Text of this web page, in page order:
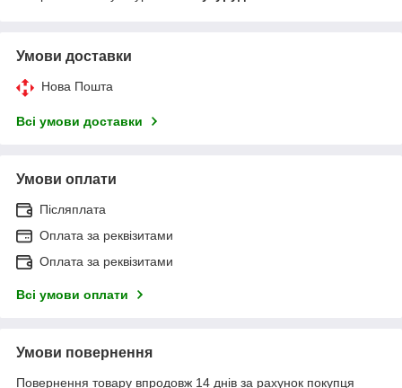
Умови доставки
Нова Пошта
Всі умови доставки
Умови оплати
Післяплата
Оплата за реквізитами
Оплата за реквізитами
Всі умови оплати
Умови повернення
Повернення товару впродовж 14 днів за рахунок покупця